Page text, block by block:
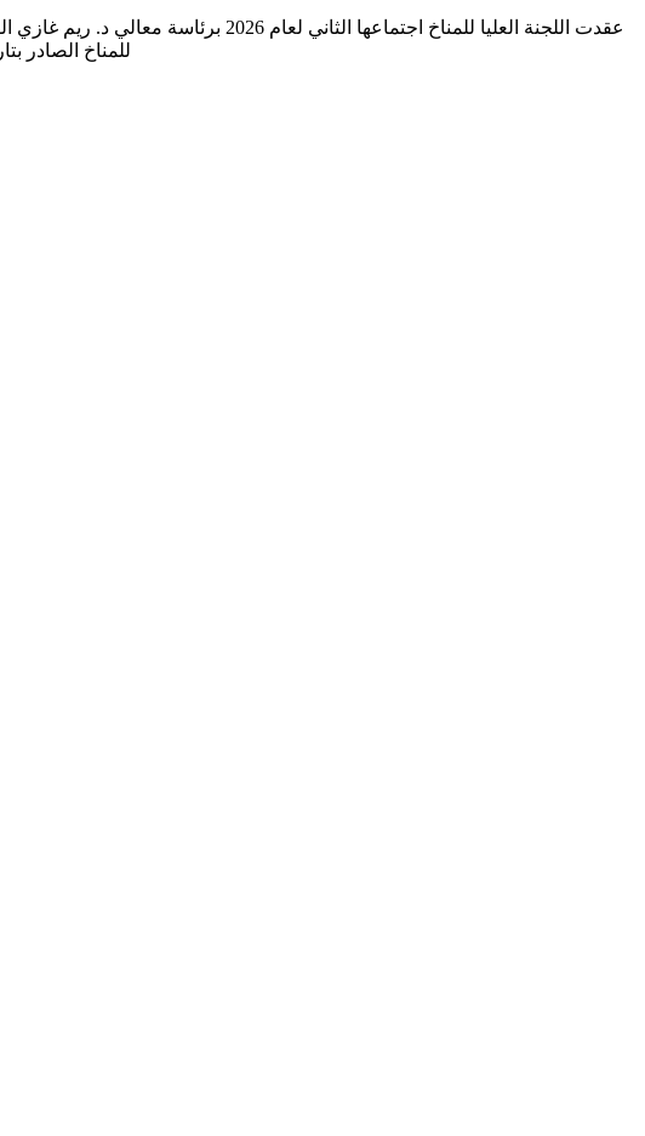
عقدت اللجنة العليا للمناخ اجتماعها
للمناخ الصادر بتاريخ 11/6/2026 والذي تضمن إضافة معهد الكويت للأبحاث العلمية والصندوق الكويتي للتنمية الإقتصادية